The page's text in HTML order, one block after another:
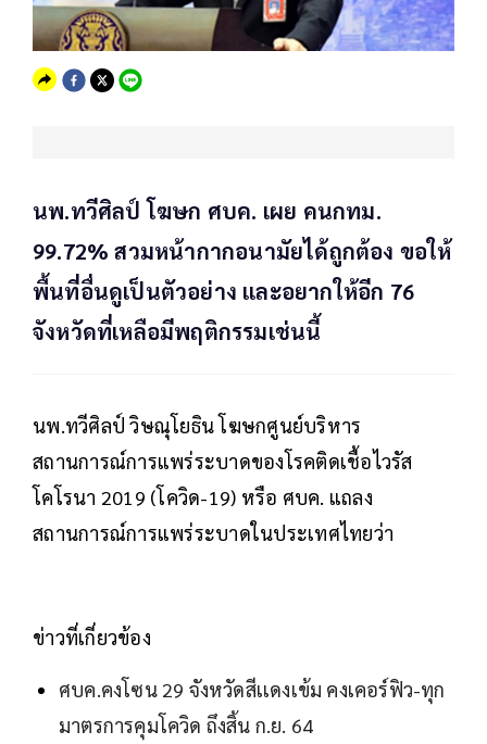
นพ.ทวีศิลป์ โฆษก ศบค. เผย คนกทม.
99.72% สวมหน้ากากอนามัยได้ถูกต้อง ขอให้
พื้นที่อื่นดูเป็นตัวอย่าง และอยากให้อีก 76
จังหวัดที่เหลือมีพฤติกรรมเช่นนี้
นพ.ทวีศิลป์ วิษณุโยธิน โฆษกศูนย์บริหาร
สถานการณ์การแพร่ระบาดของโรคติดเชื้อไวรัส
โคโรนา 2019 (โควิด-19) หรือ ศบค. แถลง
สถานการณ์การแพร่ระบาดในประเทศไทยว่า
ข่าวที่เกี่ยวข้อง
ศบค.คงโซน 29 จังหวัดสีเเดงเข้ม คงเคอร์ฟิว-ทุก
มาตรการคุมโควิด ถึงสิ้น ก.ย. 64